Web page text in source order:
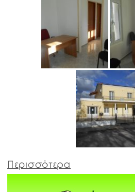
Περισσότερα